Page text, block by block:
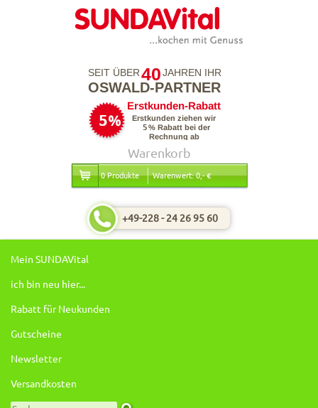
SEIT ÜBER40JAHREN IHR
OSWALD-PARTNER
Warenkorb
0 Produkte Warenwert: 0,- €
+49-228 - 24 26 95 60
Mein SUNDAVital
ich bin neu hier...
Rabatt für Neukunden
Gutscheine
Newsletter
Versandkosten